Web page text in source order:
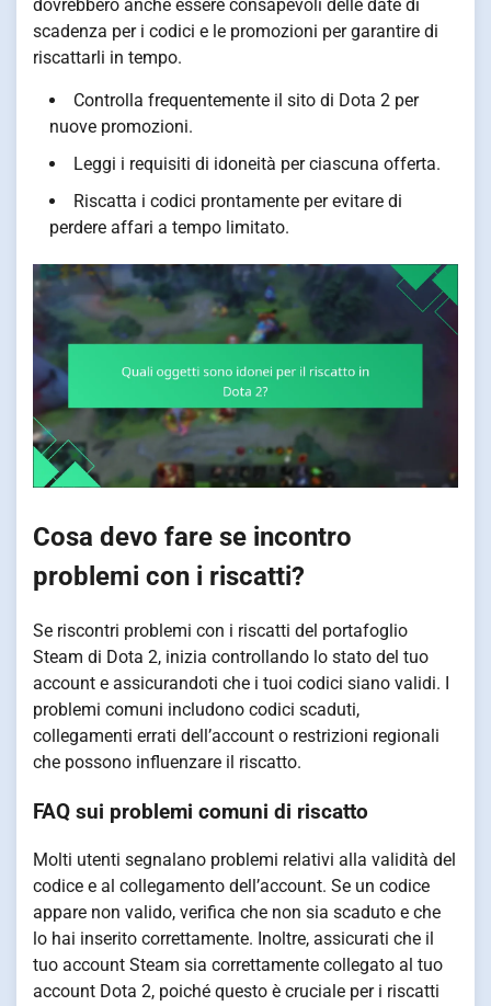
dovrebbero anche essere consapevoli delle date di
scadenza per i codici e le promozioni per garantire di
riscattarli in tempo.
Controlla frequentemente il sito di Dota 2 per
nuove promozioni.
Leggi i requisiti di idoneità per ciascuna offerta.
Riscatta i codici prontamente per evitare di
perdere affari a tempo limitato.
Cosa devo fare se incontro
problemi con i riscatti?
Se riscontri problemi con i riscatti del portafoglio
Steam di Dota 2, inizia controllando lo stato del tuo
account e assicurandoti che i tuoi codici siano validi. I
problemi comuni includono codici scaduti,
collegamenti errati dell’account o restrizioni regionali
che possono influenzare il riscatto.
FAQ sui problemi comuni di riscatto
Molti utenti segnalano problemi relativi alla validità del
codice e al collegamento dell’account. Se un codice
appare non valido, verifica che non sia scaduto e che
lo hai inserito correttamente. Inoltre, assicurati che il
tuo account Steam sia correttamente collegato al tuo
account Dota 2, poiché questo è cruciale per i riscatti